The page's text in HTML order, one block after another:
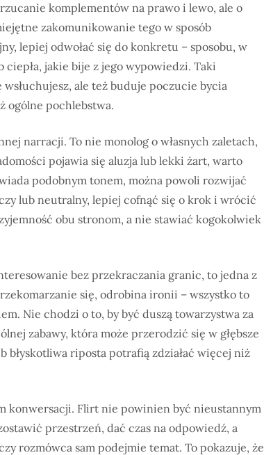
komplementów na prawo i lewo, ale o
zakomunikowanie tego w sposób
lepiej odwołać się do konkretu – sposobu, w
jakie bije z jego wypowiedzi. Taki
ale też buduje poczucie bycia
ogólne pochlebstwa.
narracji. To nie monolog o własnych zaletach,
pojawia się aluzja lub lekki żart, warto
podobnym tonem, można powoli rozwijać
lub neutralny, lepiej cofnąć się o krok i wrócić
obu stronom, a nie stawiać kogokolwiek
bez przekraczania granic, to jedna z
się, odrobina ironii – wszystko to
Nie chodzi o to, by być duszą towarzystwa za
zabawy, która może przerodzić się w głębsze
błyskotliwa riposta potrafią zdziałać więcej niż
konwersacji. Flirt nie powinien być nieustannym
przestrzeń, dać czas na odpowiedź, a
rozmówca sam podejmie temat. To pokazuje, że